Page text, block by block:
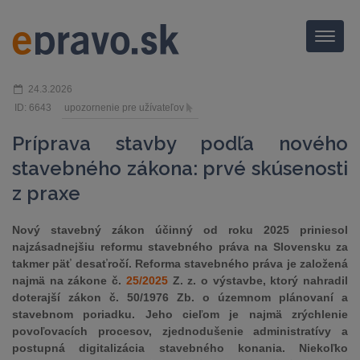
Menu
24.3.2026
ID: 6643
upozornenie pre užívateľov
Príprava stavby podľa nového
stavebného zákona: prvé skúsenosti
z praxe
Nový stavebný zákon účinný od roku 2025 priniesol
najzásadnejšiu reformu stavebného práva na Slovensku za
takmer päť desaťročí. Reforma stavebného práva je založená
najmä na zákone č. 25/2025Z. z. o výstavbe, ktorý nahradil
doterajší zákon č. 50/1976 Zb. o územnom plánovaní a
stavebnom poriadku. Jeho cieľom je najmä zrýchlenie
povoľovacích procesov, zjednodušenie administratívy a
postupná digitalizácia stavebného konania. Niekoľko